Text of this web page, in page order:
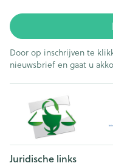
Door op inschrijven te
nieuwsbrief en gaat u
Juridische links